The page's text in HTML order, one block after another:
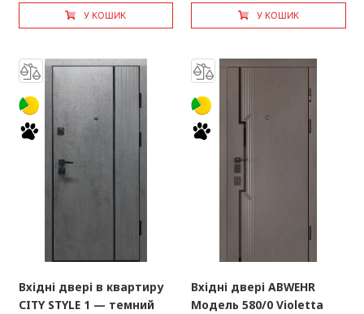
У КОШИК У КОШИК
Вхідні двері в квартиру
CITY STYLE 1 — темний
Вхідні двері ABWEHR
Модель 580/0 Violetta